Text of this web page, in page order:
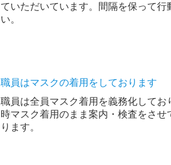
ていただいています。間隔を保って行
い。
職員はマスクの着用をしております
職員は全員マスク着用を義務化してお
時マスク着用のまま案内・検査をさせ
ります。